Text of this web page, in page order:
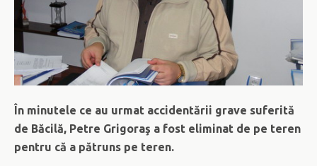
În minutele ce au urmat accidentării grave suferită
de Băcilă, Petre Grigoraş a fost eliminat de pe teren
pentru că a pătruns pe teren.